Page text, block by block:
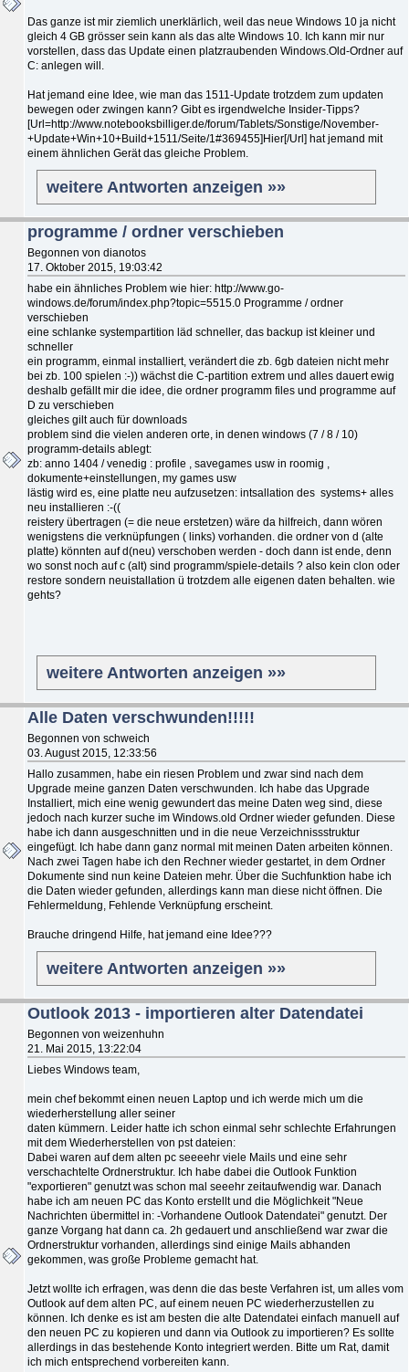
Das ganze ist mir ziemlich unerklärlich, weil das neue Windows 10 ja nicht
gleich 4 GB grösser sein kann als das alte Windows 10. Ich kann mir nur
vorstellen, dass das Update einen platzraubenden Windows.Old-Ordner auf
C: anlegen will.
Hat jemand eine Idee, wie man das 1511-Update trotzdem zum updaten
bewegen oder zwingen kann? Gibt es irgendwelche Insider-Tipps?
[Url=http://www.notebooksbilliger.de/forum/Tablets/Sonstige/November-
+Update+Win+10+Build+1511/Seite/1#369455]Hier[/Url] hat jemand mit
einem ähnlichen Gerät das gleiche Problem.
weitere Antworten anzeigen »»
programme / ordner verschieben
Begonnen von dianotos
17. Oktober 2015, 19:03:42
habe ein ähnliches Problem wie hier: http://www.go-
windows.de/forum/index.php?topic=5515.0 Programme / ordner
verschieben
eine schlanke systempartition läd schneller, das backup ist kleiner und
schneller
ein programm, einmal installiert, verändert die zb. 6gb dateien nicht mehr
bei zb. 100 spielen :-)) wächst die C-partition extrem und alles dauert ewig
deshalb gefällt mir die idee, die ordner programm files und programme auf
D zu verschieben
gleiches gilt auch für downloads
problem sind die vielen anderen orte, in denen windows (7 / 8 / 10)
programm-details ablegt:
zb: anno 1404 / venedig : profile , savegames usw in roomig ,
dokumente+einstellungen, my games usw
lästig wird es, eine platte neu aufzusetzen: intsallation des systems+ alles
neu installieren :-((
reistery übertragen (= die neue erstetzen) wäre da hilfreich, dann wören
wenigstens die verknüpfungen ( links) vorhanden. die ordner von d (alte
platte) könnten auf d(neu) verschoben werden - doch dann ist ende, denn
wo sonst noch auf c (alt) sind programm/spiele-details ? also kein clon oder
restore sondern neuistallation ü trotzdem alle eigenen daten behalten. wie
gehts?
weitere Antworten anzeigen »»
Alle Daten verschwunden!!!!!
Begonnen von schweich
03. August 2015, 12:33:56
Hallo zusammen, habe ein riesen Problem und zwar sind nach dem
Upgrade meine ganzen Daten verschwunden. Ich habe das Upgrade
Installiert, mich eine wenig gewundert das meine Daten weg sind, diese
jedoch nach kurzer suche im Windows.old Ordner wieder gefunden. Diese
habe ich dann ausgeschnitten und in die neue Verzeichnissstruktur
eingefügt. Ich habe dann ganz normal mit meinen Daten arbeiten können.
Nach zwei Tagen habe ich den Rechner wieder gestartet, in dem Ordner
Dokumente sind nun keine Dateien mehr. Über die Suchfunktion habe ich
die Daten wieder gefunden, allerdings kann man diese nicht öffnen. Die
Fehlermeldung, Fehlende Verknüpfung erscheint.
Brauche dringend Hilfe, hat jemand eine Idee???
weitere Antworten anzeigen »»
Outlook 2013 - importieren alter Datendatei
Begonnen von weizenhuhn
21. Mai 2015, 13:22:04
Liebes Windows team,
mein chef bekommt einen neuen Laptop und ich werde mich um die
wiederherstellung aller seiner
daten kümmern. Leider hatte ich schon einmal sehr schlechte Erfahrungen
mit dem Wiederherstellen von pst dateien:
Dabei waren auf dem alten pc seeeehr viele Mails und eine sehr
verschachtelte Ordnerstruktur. Ich habe dabei die Outlook Funktion
"exportieren" genutzt was schon mal seeehr zeitaufwendig war. Danach
habe ich am neuen PC das Konto erstellt und die Möglichkeit "Neue
Nachrichten übermittel in: -Vorhandene Outlook Datendatei" genutzt. Der
ganze Vorgang hat dann ca. 2h gedauert und anschließend war zwar die
Ordnerstruktur vorhanden, allerdings sind einige Mails abhanden
gekommen, was große Probleme gemacht hat.
Jetzt wollte ich erfragen, was denn die das beste Verfahren ist, um alles vom
Outlook auf dem alten PC, auf einem neuen PC wiederherzustellen zu
können. Ich denke es ist am besten die alte Datendatei einfach manuell auf
den neuen PC zu kopieren und dann via Outlook zu importieren? Es sollte
allerdings in das bestehende Konto integriert werden. Bitte um Rat, damit
ich mich entsprechend vorbereiten kann.